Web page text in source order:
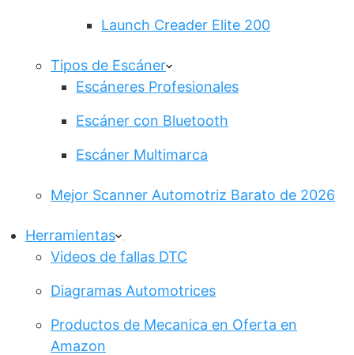
Launch Creader Elite 200
Tipos de Escáner
Escáneres Profesionales
Escáner con Bluetooth
Escáner Multimarca
Mejor Scanner Automotriz Barato de 2026
Herramientas
Videos de fallas DTC
Diagramas Automotrices
Productos de Mecanica en Oferta en
Amazon